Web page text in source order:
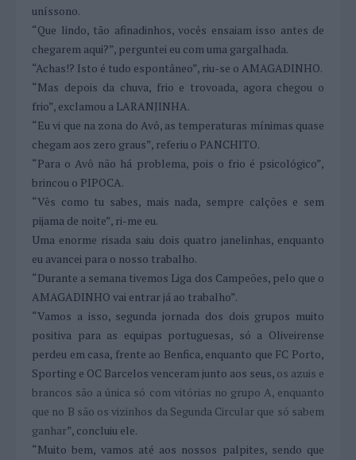
uníssono.
“Que lindo, tão afinadinhos, vocês ensaiam isso antes de
chegarem aqui?”, perguntei eu com uma gargalhada.
“Achas!? Isto é tudo espontâneo”, riu-se o AMAGADINHO.
“Mas depois da chuva, frio e trovoada, agora chegou o
frio”, exclamou a LARANJINHA.
“Eu vi que na zona do Avô, as temperaturas mínimas quase
chegam aos zero graus”, referiu o PANCHITO.
“Para o Avô não há problema, pois o frio é psicológico”,
brincou o PIPOCA.
“Vês como tu sabes, mais nada, sempre calções e sem
pijama de noite”, ri-me eu.
Uma enorme risada saiu dois quatro janelinhas, enquanto
eu avancei para o nosso trabalho.
“Durante a semana tivemos Liga dos Campeões, pelo que o
AMAGADINHO vai entrar já ao trabalho”.
“Vamos a isso, segunda jornada dos dois grupos muito
positiva para as equipas portuguesas, só a Oliveirense
perdeu em casa, frente ao Benfica, enquanto que FC Porto,
Sporting e OC Barcelos venceram junto aos seus, os azuis e
brancos são a única só com vitórias no grupo A, enquanto
que no B são os vizinhos da Segunda Circular que só sabem
ganhar”, concluiu ele.
“Muito bem, vamos até aos nossos palpites, sendo que